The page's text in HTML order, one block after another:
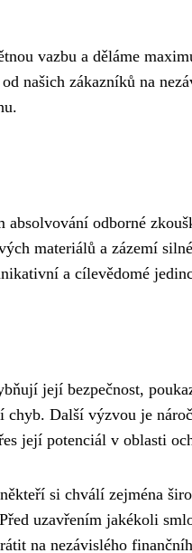
vazbu a děláme
našich zákazníků na
odborné
materiálů a zázemí
a cílevědomé
její bezpečnost,
Další výzvou je
její potenciál v oblasti
si chválí zejména
uzavřením jakékoli
na nezávislého